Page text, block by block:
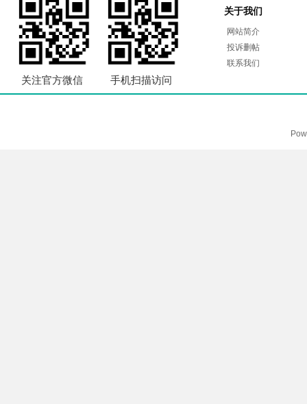
关注官方微信 手机扫描访问
关于我们
网站简介
投诉删帖
联系我们